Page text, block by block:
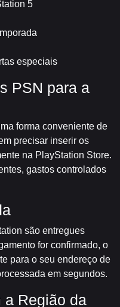
5
especiais
PSN para a
forma conveniente de
precisar inserir os
na PlayStation Store.
gastos controlados
são entregues
for confirmado, o
para o seu endereço de
em segundos.
a Região da